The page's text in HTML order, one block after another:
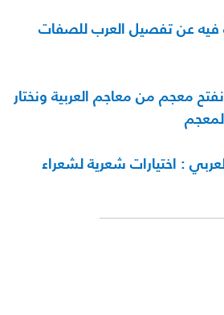
فيه عن تفصيل العرب للصفات
معجم من معاجم العربية ونختار
: اختيارات شعرية لشعراء